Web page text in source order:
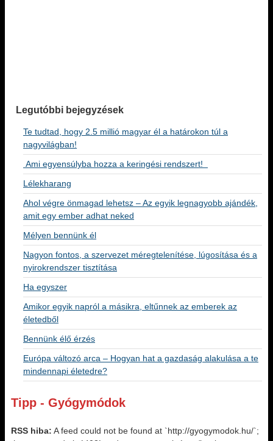
Legutóbbi bejegyzések
Te tudtad, hogy 2.5 millió magyar él a határokon túl a
nagyvilágban!
Ami egyensúlyba hozza a keringési rendszert!
Lélekharang
Ahol végre önmagad lehetsz – Az egyik legnagyobb ajándék,
amit egy ember adhat neked
Mélyen bennünk él
Nagyon fontos, a szervezet méregtelenítése, lúgosítása és a
nyirokrendszer tisztítása
Ha egyszer
Amikor egyik napról a másikra, eltűnnek az emberek az
életedből
Bennünk élő érzés
Európa változó arca – Hogyan hat a gazdaság alakulása a te
mindennapi életedre?
Tipp - Gyógymódok
RSS hiba: A feed could not be found at `http://gyogymodok.hu/`;